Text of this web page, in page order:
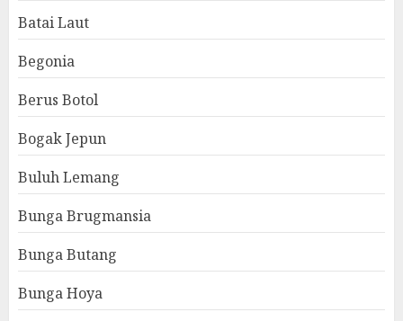
Batai Laut
Begonia
Berus Botol
Bogak Jepun
Buluh Lemang
Bunga Brugmansia
Bunga Butang
Bunga Hoya